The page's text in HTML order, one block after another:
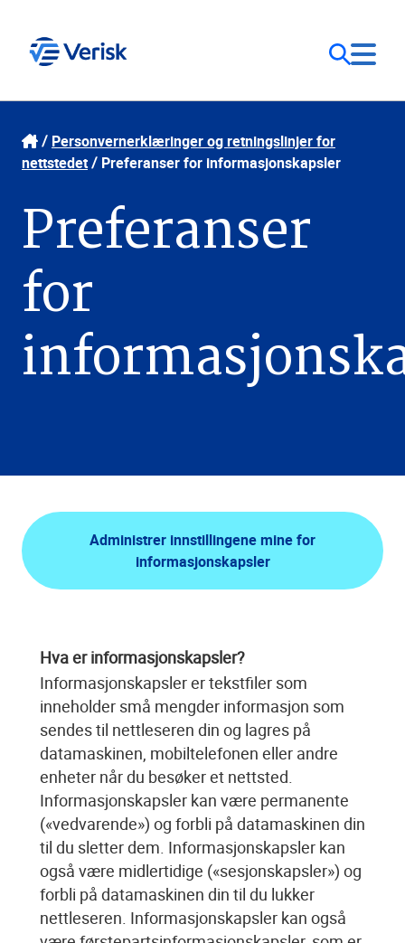
Løsninger
Bedrift
Kontakt
Norge (NB)
Personvernerklæringer og retningslinjer for
nettstedet
Preferanser for informasjonskapsler
Preferanser
for
Administrer innstillingene mine for
informasjonskapsler
Hva er informasjonskapsler?
Informasjonskapsler er tekstfiler som
inneholder små mengder informasjon som
sendes til nettleseren din og lagres på
datamaskinen, mobiltelefonen eller andre
enheter når du besøker et nettsted.
Informasjonskapsler kan være permanente
(«vedvarende») og forbli på datamaskinen din
til du sletter dem. Informasjonskapsler kan
også være midlertidige («sesjonskapsler») og
forbli på datamaskinen din til du lukker
nettleseren. Informasjonskapsler kan også